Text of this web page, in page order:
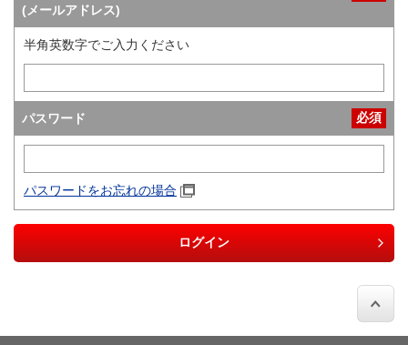
(メールアドレス)
半角英数字でご入力ください
パスワード 必須
パスワードをお忘れの場合